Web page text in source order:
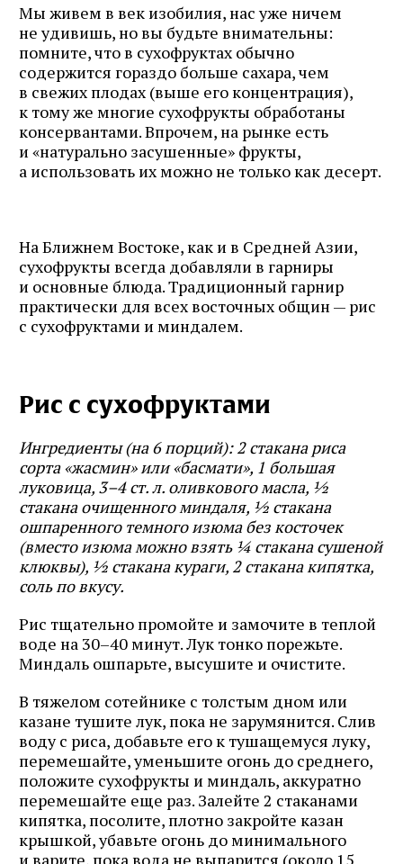
Мы живем в век изобилия, нас уже ничем
не удивишь, но вы будьте внимательны:
помните, что в сухофруктах обычно
содержится гораздо больше сахара, чем
в свежих плодах (выше его концентрация),
к тому же многие сухофрукты обработаны
консервантами. Впрочем, на рынке есть
и «натурально засушенные» фрукты,
а использовать их можно не только как десерт.
На Ближнем Востоке, как и в Средней Азии,
сухофрукты всегда добавляли в гарниры
и основные блюда. Традиционный гарнир
практически для всех восточных общин — рис
с сухофруктами и миндалем.
Рис с сухофруктами
Ингредиенты (на 6 порций): 2 стакана риса
сорта «жасмин» или «басмати», 1 большая
луковица, 3–4 ст. л. оливкового масла, ½
стакана очищенного миндаля, ½ стакана
ошпаренного темного изюма без косточек
(вместо изюма можно взять ¼ стакана сушеной
клюквы), ½ стакана кураги, 2 стакана кипятка,
соль по вкусу.
Рис тщательно промойте и замочите в теплой
воде на 30–40 минут. Лук тонко порежьте.
Миндаль ошпарьте, высушите и очистите.
В тяжелом сотейнике с толстым дном или
казане тушите лук, пока не зарумянится. Слив
воду с риса, добавьте его к тушащемуся луку,
перемешайте, уменьшите огонь до среднего,
положите сухофрукты и миндаль, аккуратно
перемешайте еще раз. Залейте 2 стаканами
кипятка, посолите, плотно закройте казан
крышкой, убавьте огонь до минимального
и варите, пока вода не выпарится (около 15